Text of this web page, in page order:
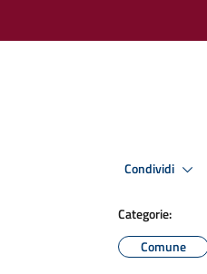
Condividi
Categorie:
Comune